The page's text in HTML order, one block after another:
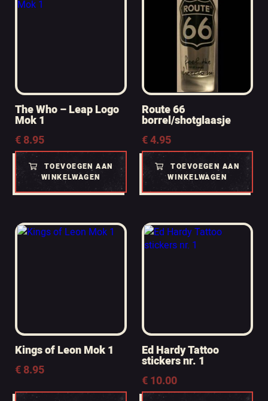
The Who – Leap Logo
Mok 1
€8.95
TOEVOEGEN AAN
WINKELWAGEN
Route 66
borrel/shotglaasje
€4.95
TOEVOEGEN AAN
WINKELWAGEN
Kings of Leon Mok 1
€8.95
Ed Hardy Tattoo
stickers nr. 1
€10.00